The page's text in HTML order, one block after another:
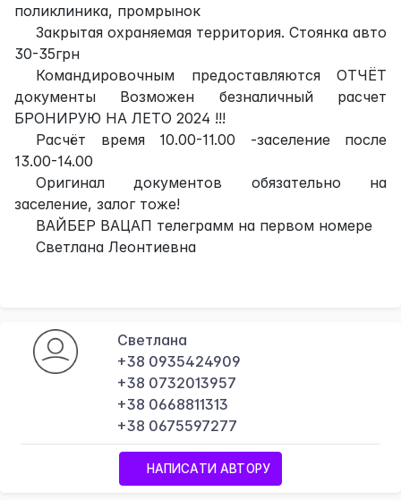
поликлиника, промрынок
Закрытая охраняемая территория. Стоянка авто
30-35грн
Командировочным предоставляются ОТЧЁТ
документы Возможен безналичный расчет
БРОНИРУЮ НА ЛЕТО 2024 !!!
Расчёт время 10.00-11.00 -заселение после
13.00-14.00
Оригинал документов обязательно на
заселение, залог тоже!
ВАЙБЕР ВАЦАП телеграмм на первом номере
Светлана Леонтиевна
Светлана
+38 0935424909
+38 0732013957
+38 0668811313
+38 0675597277
НАПИСАТИ АВТОРУ